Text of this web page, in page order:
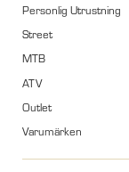
Personlig Utrustning
Street
MTB
ATV
Outlet
Varumärken